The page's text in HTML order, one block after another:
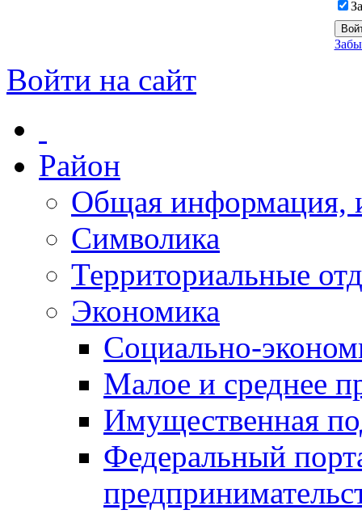
Войти на сайт
Район
Общая информация,
Символика
Территориальные
Экономика
Социально-
Малое и среднее
Имущественная
Федеральный